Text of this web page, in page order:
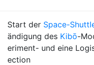
Start der Space-
ändigung des Kibō-
eriment- und eine
ection